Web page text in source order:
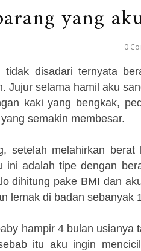
yang
0
tidak disadari ternyata
Jujur selama hamil aku
kaki yang bengkak,
semakin membesar.
setelah melahirkan
ini adalah tipe dengan
dihitung pake BMI dan
lemak di badan sebanyak
hampir 4 bulan usianya
itu aku ingin